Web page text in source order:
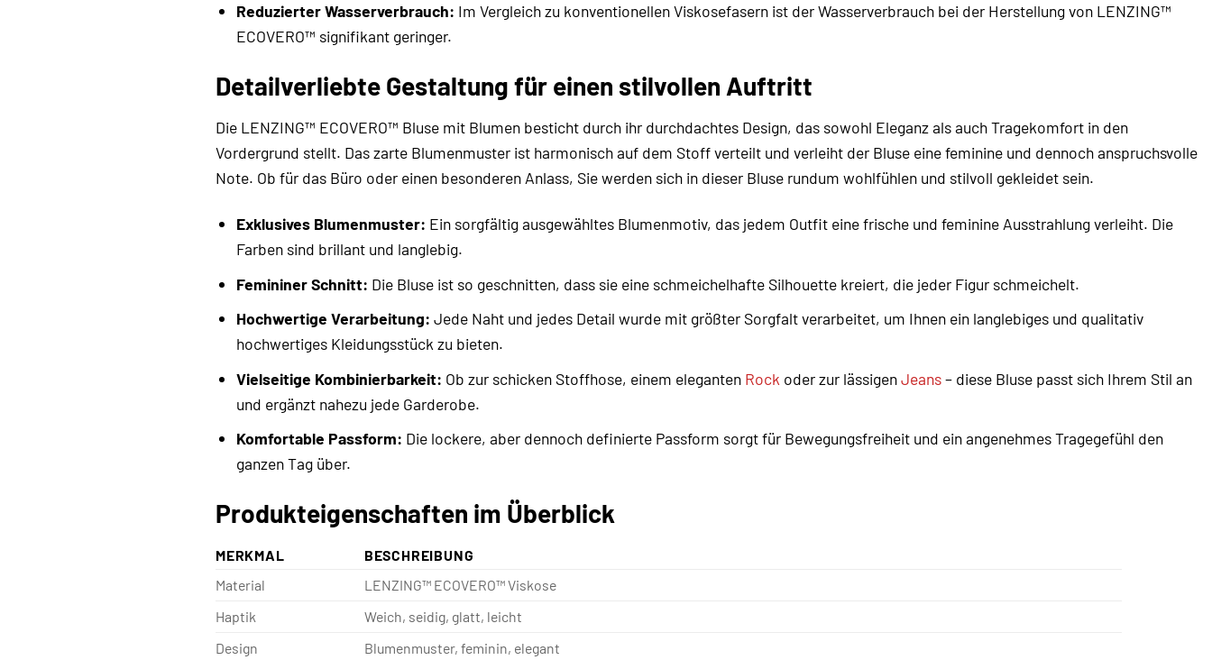
Reduzierter Wasserverbrauch: Im Vergleich zu konventionellen Viskosefasern ist der Wasserverbrauch bei der Herstellung von LENZING™
ECOVERO™ signifikant geringer.
Detailverliebte Gestaltung für einen stilvollen Auftritt
Die LENZING™ ECOVERO™ Bluse mit Blumen besticht durch ihr durchdachtes Design, das sowohl Eleganz als auch Tragekomfort in den
Vordergrund stellt. Das zarte Blumenmuster ist harmonisch auf dem Stoff verteilt und verleiht der Bluse eine feminine und dennoch anspruchsvolle
Note. Ob für das Büro oder einen besonderen Anlass, Sie werden sich in dieser Bluse rundum wohlfühlen und stilvoll gekleidet sein.
Exklusives Blumenmuster: Ein sorgfältig ausgewähltes Blumenmotiv, das jedem Outfit eine frische und feminine Ausstrahlung verleiht. Die
Farben sind brillant und langlebig.
Femininer Schnitt: Die Bluse ist so geschnitten, dass sie eine schmeichelhafte Silhouette kreiert, die jeder Figur schmeichelt.
Hochwertige Verarbeitung: Jede Naht und jedes Detail wurde mit größter Sorgfalt verarbeitet, um Ihnen ein langlebiges und qualitativ
hochwertiges Kleidungsstück zu bieten.
Vielseitige Kombinierbarkeit: Ob zur schicken Stoffhose, einem eleganten Rock oder zur lässigenJeans– diese Bluse passt sich Ihrem Stil an
und ergänzt nahezu jede Garderobe.
Komfortable Passform: Die lockere, aber dennoch definierte Passform sorgt für Bewegungsfreiheit und ein angenehmes Tragegefühl den
ganzen Tag über.
Produkteigenschaften im Überblick
MERKMAL
BESCHREIBUNG
Material
LENZING™ ECOVERO™ Viskose
Haptik
Weich, seidig, glatt, leicht
Design
Blumenmuster, feminin, elegant